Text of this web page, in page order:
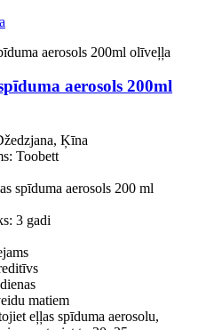
aerosols 200ml
Ķīna
Toobett
spīduma aerosols 200 ml
3 gadi
matiem
eļļas spīduma aerosolu,